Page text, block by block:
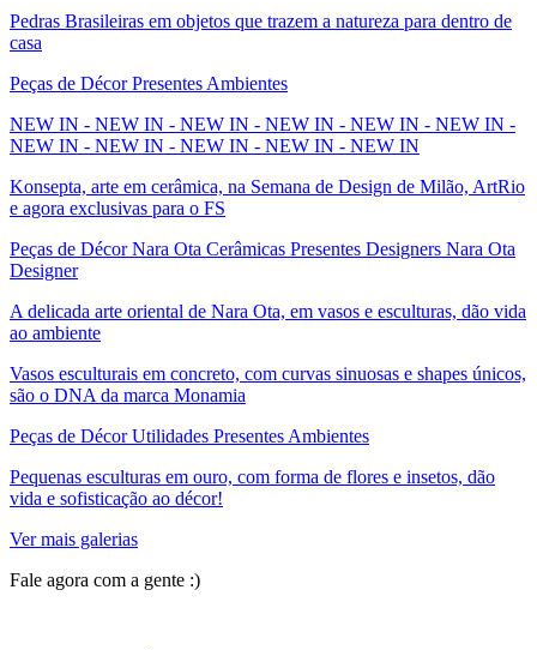
Pedras Brasileiras em objetos que trazem a natureza para dentro de
casa
Peças de Décor Presentes Ambientes
NEW IN - NEW IN - NEW IN - NEW IN - NEW IN - NEW IN -
NEW IN - NEW IN - NEW IN - NEW IN - NEW IN
Konsepta, arte em cerâmica, na Semana de Design de Milão, ArtRio
e agora exclusivas para o FS
Peças de Décor Nara Ota Cerâmicas Presentes Designers Nara Ota
Designer
A delicada arte oriental de Nara Ota, em vasos e esculturas, dão vida
ao ambiente
Vasos esculturais em concreto, com curvas sinuosas e shapes únicos,
são o DNA da marca Monamia
Peças de Décor Utilidades Presentes Ambientes
Pequenas esculturas em ouro, com forma de flores e insetos, dão
vida e sofisticação ao décor!
Ver mais galerias
Fale agora com a gente :)